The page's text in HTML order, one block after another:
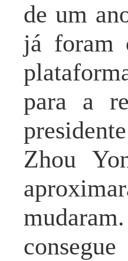
de um
já foram
para a
Zhou